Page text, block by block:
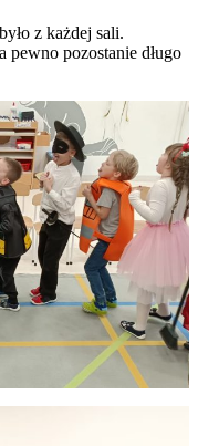
z każdej sali.
pewno pozostanie długo